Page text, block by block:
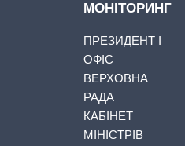
МОНІТОРИНГ
ПРЕЗИДЕНТ І
ОФІС
ВЕРХОВНА
РАДА
КАБІНЕТ
МІНІСТРІВ